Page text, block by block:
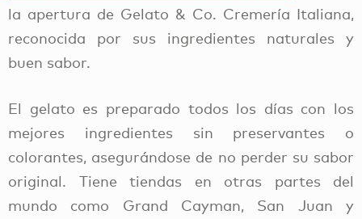
la apertura de Gelato & Co. Cremería Italiana,
reconocida por sus ingredientes naturales y
buen sabor.
El gelato es preparado todos los días con los
mejores ingredientes sin preservantes o
colorantes, asegurándose de no perder su sabor
original. Tiene tiendas en otras partes del
mundo como Grand Cayman, San Juan y